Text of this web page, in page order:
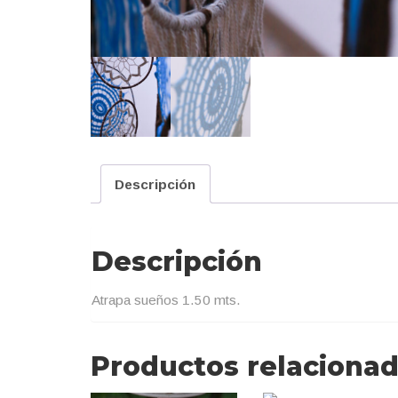
Descripción
Descripción
Atrapa sueños 1.50 mts.
Productos